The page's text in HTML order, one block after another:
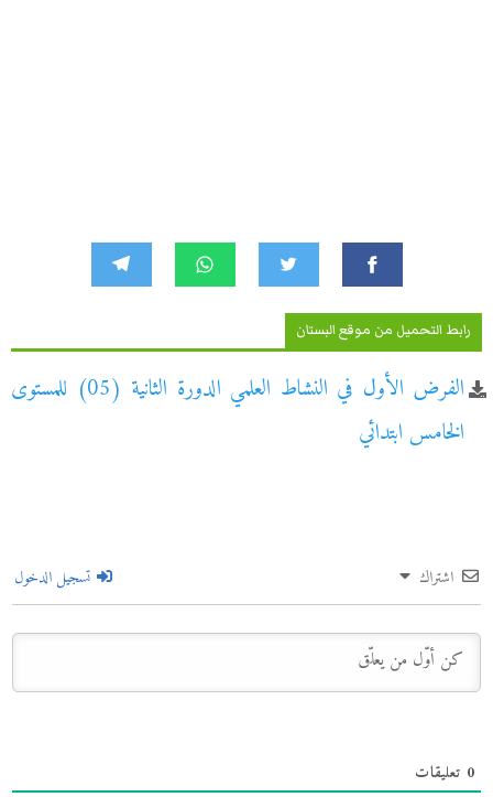
رابط التحميل من موقع البستان
الفرض الأول في النشاط العلمي الدورة الثانية (05) للمستوى
الخامس ابتدائي
اشتراك تسجيل الدخول
0 تعليقات